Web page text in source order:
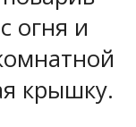
огня и
крышку.